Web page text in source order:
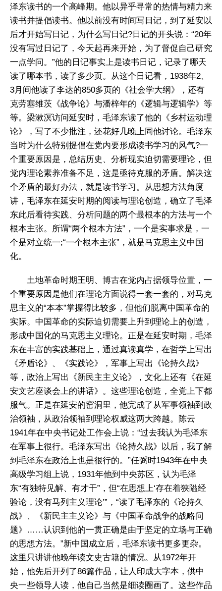
泽东读书的一个高峰期。他以异乎寻常的热情与精力来
读书并提倡读书。他以前没有时间写日记，到了延安以
后才开始写日记，为什么写日记?日记的开头说：“20年
没有写过日记了，今天起再来开始，为了督促自己研究
一点学问。”他的日记事实上是读书日记，记录了哪天
读了哪本书，读了多少页。从这个日记看，1938年2、
3月间他读了李达的850多页的《社会学大纲》，还有
克劳塞维茨《战争论》与潘梓年的《逻辑与逻辑学》等
等。梁漱溟访问延安时，毛泽东读了他的《乡村运动理
论》，写了不少批注，还花好几晚上同他讨论。毛泽东
当时为什么特别提倡在党内要形成读书学习的风气?一
个重要原因是，总结历史、分析现实迫切需要理论，但
党内理论素养准备不足，这是亟待克服的矛盾。解决这
个矛盾的最好办法，就是读书学习。从思想方法角度
讲，毛泽东在延安时期的阅读与理论创造，确立了毛泽
东此后看待实践、分析问题的两个最根本的方法与一个
根本主张。所谓“两个根本方法”，一个是实事求是，一
个是对立统一;“一个根本主张”，就是马克思主义中国
化。
土地革命时期王明、博古在党内占据领导位置，一
个重要原因是他们在理论方面说得一套一套的，对马克
思主义的“本本”掌握得比较多，但他们脱离中国革命的
实际。中国革命的实际迫切需要上升到理论上的创造，
形成中国化的马克思主义理论。正是在延安时期，毛泽
东在丰富的实践基础上，通过真读真学，在哲学上写出
《矛盾论》、《实践论》，军事上写出《论持久战》
等，政治上写出《新民主主义论》，文化上还有《在延
安文艺座谈会上的讲话》。这些理论创造，全党上下都
服气。正是在延安的窑洞里，他完成了从军事领袖到政
治领袖，从政治领袖到理论权威这两大跨越。陈云
1941年在中央书记处工作会上说：“过去我认为毛泽东
在军事上很行。毛泽东写出《论持久战》以后，我了解
到毛泽东在政治上也是很行的。”任弼时1943年在中央
高级学习组上说，1931年他到中央苏区，认为毛泽
东“有独特见解、有才干”，但“在思想上‘存在着狭隘经
验论，没有马列主义理论’”，“读了毛泽东的《论持久
战》、《新民主主义论》与《中国革命战争的战略问
题》……认识到他的一贯正确是由于坚定的立场与正确
的思想方法。”新中国成立后，毛泽东读书更多更杂。
这里只讲讲他晚年读文史古籍的情况。从1972年开
始，他先后开列了86篇作品，让人印成大字本，供中
央一些领导人读，他自己当然是细读圈画了。这些作品